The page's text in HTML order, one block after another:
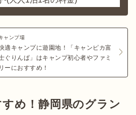
ャンプ場
適キャンプに遊園地！「キャンピカ富
ぐりんぱ」はキャンプ初心者やファミ
リーにおすすめ！
め！静岡県のグラン